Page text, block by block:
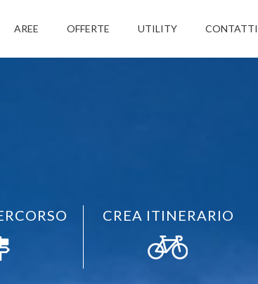
AREE OFFERTE UTILITY CONTATTI
CREA ITINERARIO